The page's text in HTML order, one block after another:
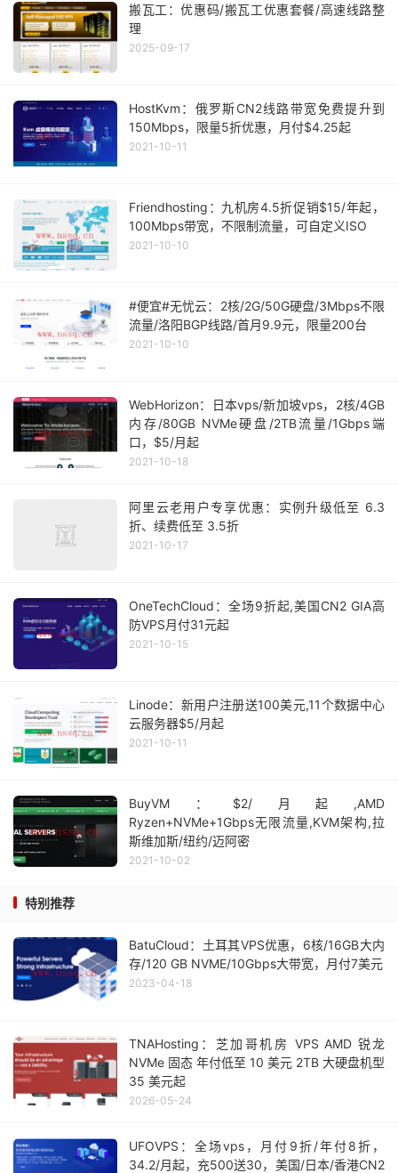
搬瓦工：优惠码/搬瓦工优惠套餐/高速线路整
理
2025-09-17
HostKvm：俄罗斯CN2线路带宽免费提升到
150Mbps，限量5折优惠，月付$4.25起
2021-10-11
Friendhosting：九机房4.5折促销$15/年起，
100Mbps带宽，不限制流量，可自定义ISO
2021-10-10
#便宜#无忧云：2核/2G/50G硬盘/3Mbps不限
流量/洛阳BGP线路/首月9.9元，限量200台
2021-10-10
WebHorizon：日本vps/新加坡vps，2核/4GB
内存/80GB NVMe硬盘/2TB流量/1Gbps端
口，$5/月起
2021-10-18
阿里云老用户专享优惠：实例升级低至 6.3
折、续费低至 3.5折
2021-10-17
OneTechCloud：全场9折起,美国CN2 GIA高
防VPS月付31元起
2021-10-15
Linode：新用户注册送100美元,11个数据中心
云服务器$5/月起
2021-10-11
BuyVM：$2/月起,AMD
Ryzen+NVMe+1Gbps无限流量,KVM架构,拉
斯维加斯/纽约/迈阿密
2021-10-02
特别推荐
BatuCloud：土耳其VPS优惠，6核/16GB大内
存/120 GB NVME/10Gbps大带宽，月付7美元
2023-04-18
TNAHosting：芝加哥机房 VPS AMD 锐龙
NVMe 固态 年付低至 10 美元 2TB 大硬盘机型
35 美元起
2026-05-24
UFOVPS：全场vps，月付9折/年付8折，
34.2/月起，充500送30，美国/日本/香港CN2